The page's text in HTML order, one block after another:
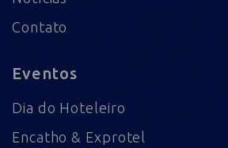
Contato
Eventos
Dia do Hoteleiro
Encatho & Exprotel